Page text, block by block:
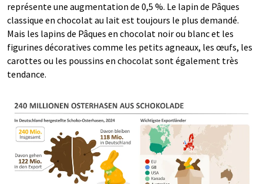
représente une augmentation de 0,5 %. Le lapin de Pâques
classique en chocolat au lait est toujours le plus demandé.
Mais les lapins de Pâques en chocolat noir ou blanc et les
figurines décoratives comme les petits agneaux, les œufs, les
carottes ou les poussins en chocolat sont également très
tendance.